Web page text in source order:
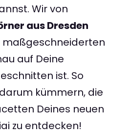
Wir von
aus Dresden
maßgeschneiderten
auf Deine
ist. So
kümmern, die
Deines neuen
zu entdecken!